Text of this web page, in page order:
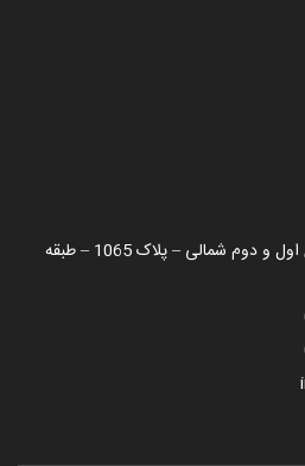
بزرگراه رسالت – بین 16 متری اول و دوم شمالی – پلاک 1065 – طبقه